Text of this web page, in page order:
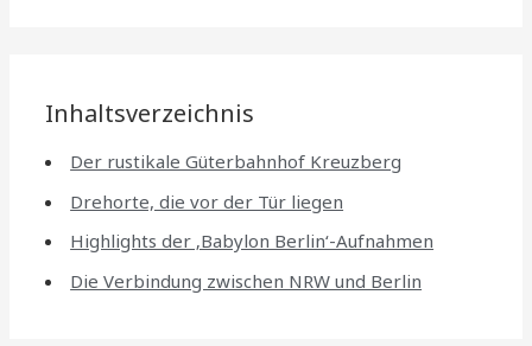
Inhaltsverzeichnis
Der rustikale Güterbahnhof Kreuzberg
Drehorte, die vor der Tür liegen
Highlights der ‚Babylon Berlin‘-Aufnahmen
Die Verbindung zwischen NRW und Berlin